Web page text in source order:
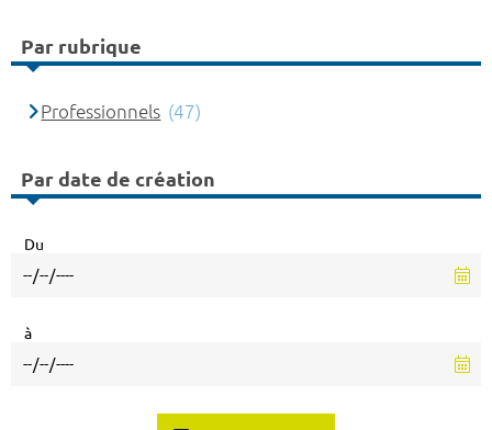
Par rubrique
Professionnels (47)
Par date de création
Du
à